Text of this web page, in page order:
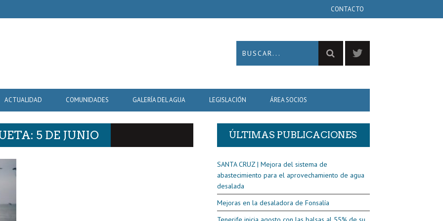
CONTACTO
ACTUALIDAD COMUNIDADES GALERÍA DEL AGUA LEGISLACIÓN ÁREA SOCIOS
5 DE JUNIO ÚLTIMAS PUBLICACIONES
SANTA CRUZ | Mejora del sistema de
abastecimiento para el aprovechamiento de agua
desalada
Mejoras en la desaladora de Fonsalía